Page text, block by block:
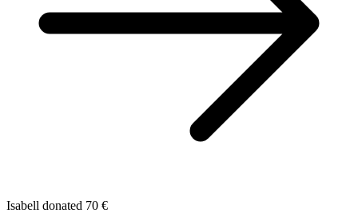
Isabell donated 70 €